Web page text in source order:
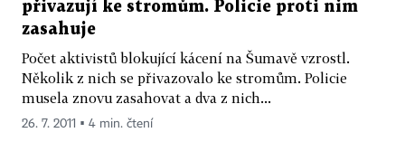
přivazují ke stromům. Policie proti nim
zasahuje
Počet aktivistů blokující kácení na Šumavě vzrostl.
Několik z nich se přivazovalo ke stromům. Policie
musela znovu zasahovat a dva z nich...
26. 7. 2011 ▪ 4 min. čtení